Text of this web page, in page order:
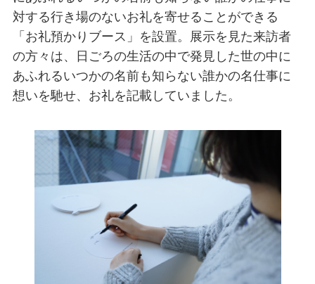
対する行き場のないお礼を寄せることができる
「お礼預かりブース」を設置。展示を見た来訪者
の方々は、日ごろの生活の中で発見した世の中に
あふれるいつかの名前も知らない誰かの名仕事に
想いを馳せ、お礼を記載していました。